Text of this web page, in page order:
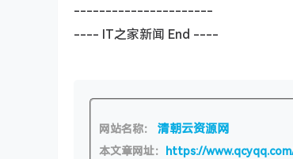
----------------------
---- IT之家新闻 End ----
网站名称： 清朝云资源网
本文章网址： https://